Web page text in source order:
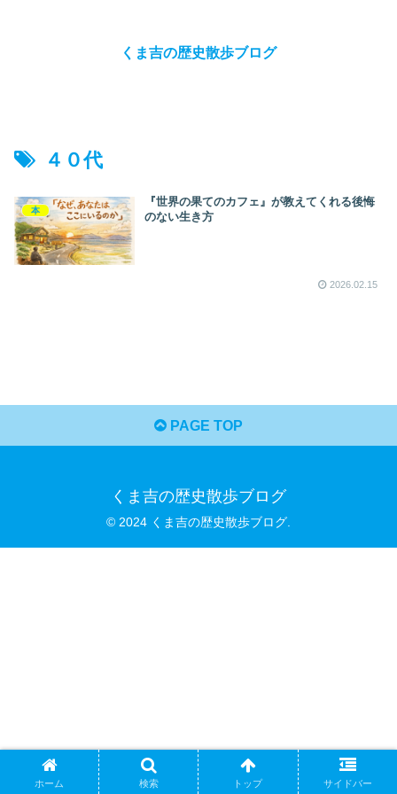
くま吉の歴史散歩ブログ
４０代
本
『世界の果てのカフェ』が教えてくれる後悔
のない生き方
2026.02.15
PAGE TOP
くま吉の歴史散歩ブログ
© 2024 くま吉の歴史散歩ブログ.
ホーム 検索 トップ サイドバー